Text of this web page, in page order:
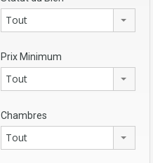
Tout
Prix Minimum
Tout
Chambres
Tout